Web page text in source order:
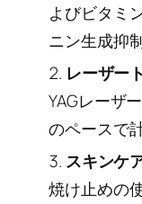
よびビタミ
ニン生成抑
レーザー
YAGレーザ
のペースで
スキンケ
焼け止めの